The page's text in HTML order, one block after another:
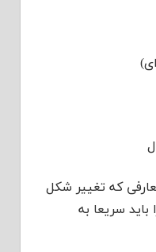
که تغییر شکل
سریعا به